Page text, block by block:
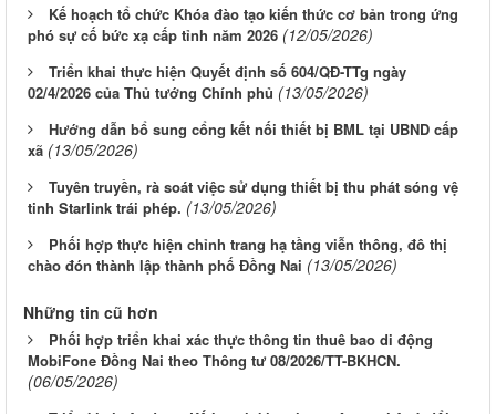
Kế hoạch tổ chức Khóa đào tạo kiến thức cơ bản trong ứng
phó sự cố bức xạ cấp tỉnh năm 2026 (12/05/2026)
Triển khai thực hiện Quyết định số 604/QĐ-TTg ngày
02/4/2026 của Thủ tướng Chính phủ (13/05/2026)
Hướng dẫn bổ sung cổng kết nối thiết bị BML tại UBND cấp
xã (13/05/2026)
Tuyên truyền, rà soát việc sử dụng thiết bị thu phát sóng vệ
tinh Starlink trái phép. (13/05/2026)
Phối hợp thực hiện chỉnh trang hạ tầng viễn thông, đô thị
chào đón thành lập thành phố Đồng Nai (13/05/2026)
Những tin cũ hơn
Phối hợp triển khai xác thực thông tin thuê bao di động
MobiFone Đồng Nai theo Thông tư 08/2026/TT-BKHCN.
(06/05/2026)